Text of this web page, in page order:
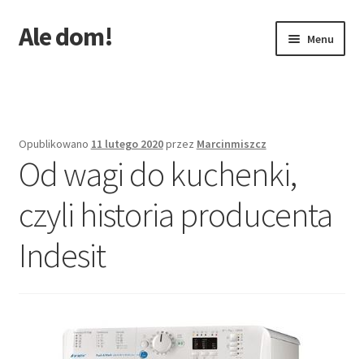
Przejdź
do
Przejdź
do
Ale dom! Menu
Opublikowano 11 lutego 2020przez Marcinmiszcz
Od wagi do kuchenki,
czyli historia producenta
Indesit